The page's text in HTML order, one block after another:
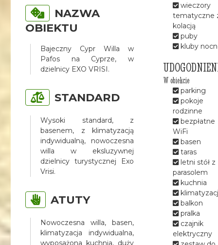
NAZWA
OBIEKTU
Bajeczny Cypr Willa w
Pafos na Cyprze, w
dzielnicy EXO VRISI.
STANDARD
Wysoki standard, z
basenem, z klimatyzacją
indywidualną, nowoczesna
willa w eksluzywnej
dzielnicy turystycznej Exo
Vrisi.
ATUTY
Nowoczesna willa, basen,
klimatyzacja indywidualna,
wyposażona kuchnia, duży
wieczory
tematyczne
kolacją
puby
kluby
W obiekcie
parking
pokoje
rodzinne
bezpłatne
WiFi
basen
taras
letni stół z
parasolem
kuchnia
balkon
pralka
czajnik
elektryczny